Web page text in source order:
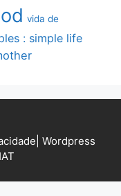
vida de
: simple life
Wordpress